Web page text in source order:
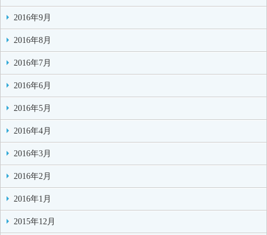
2016年9月
2016年8月
2016年7月
2016年6月
2016年5月
2016年4月
2016年3月
2016年2月
2016年1月
2015年12月